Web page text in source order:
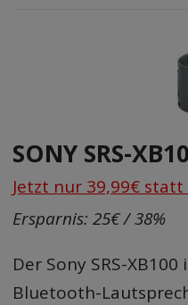
SONY SRS-
Jetzt nur 39,99€ statt
Ersparnis: 25€ / 38%
Der Sony SRS-
Bluetooth-